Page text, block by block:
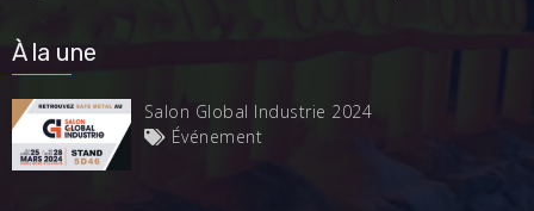
À la une
Salon Global Industrie 2024
Événement